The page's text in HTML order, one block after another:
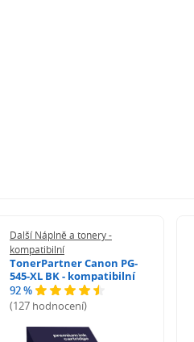
Další Náplně a tonery -
kompatibilní
TonerPartner Canon PG-
545-XL BK - kompatibilní
92 %
(127 hodnocení)